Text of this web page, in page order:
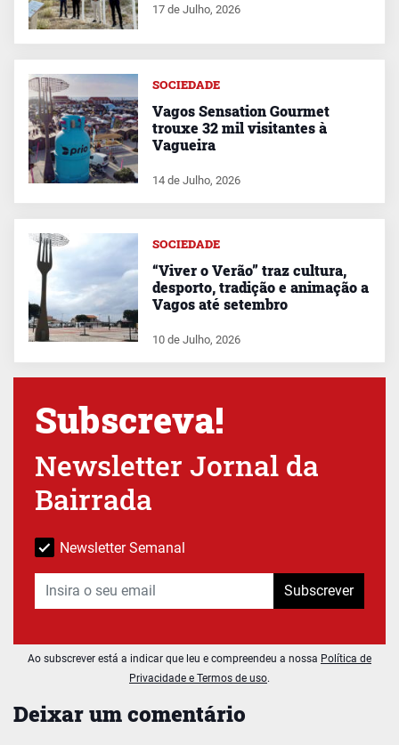
Deixar um comentário
17 de Julho, 2026
SOCIEDADE
Vagos Sensation Gourmet
trouxe 32 mil visitantes à
Vagueira
14 de Julho, 2026
SOCIEDADE
“Viver o Verão” traz cultura,
desporto, tradição e animação a
Vagos até setembro
10 de Julho, 2026
Subscreva!
Newsletter Jornal da
Bairrada
Newsletter Semanal
Subscrever
Ao subscrever está a indicar que leu e compreendeu a nossa Política de
Privacidade e Termos de uso.